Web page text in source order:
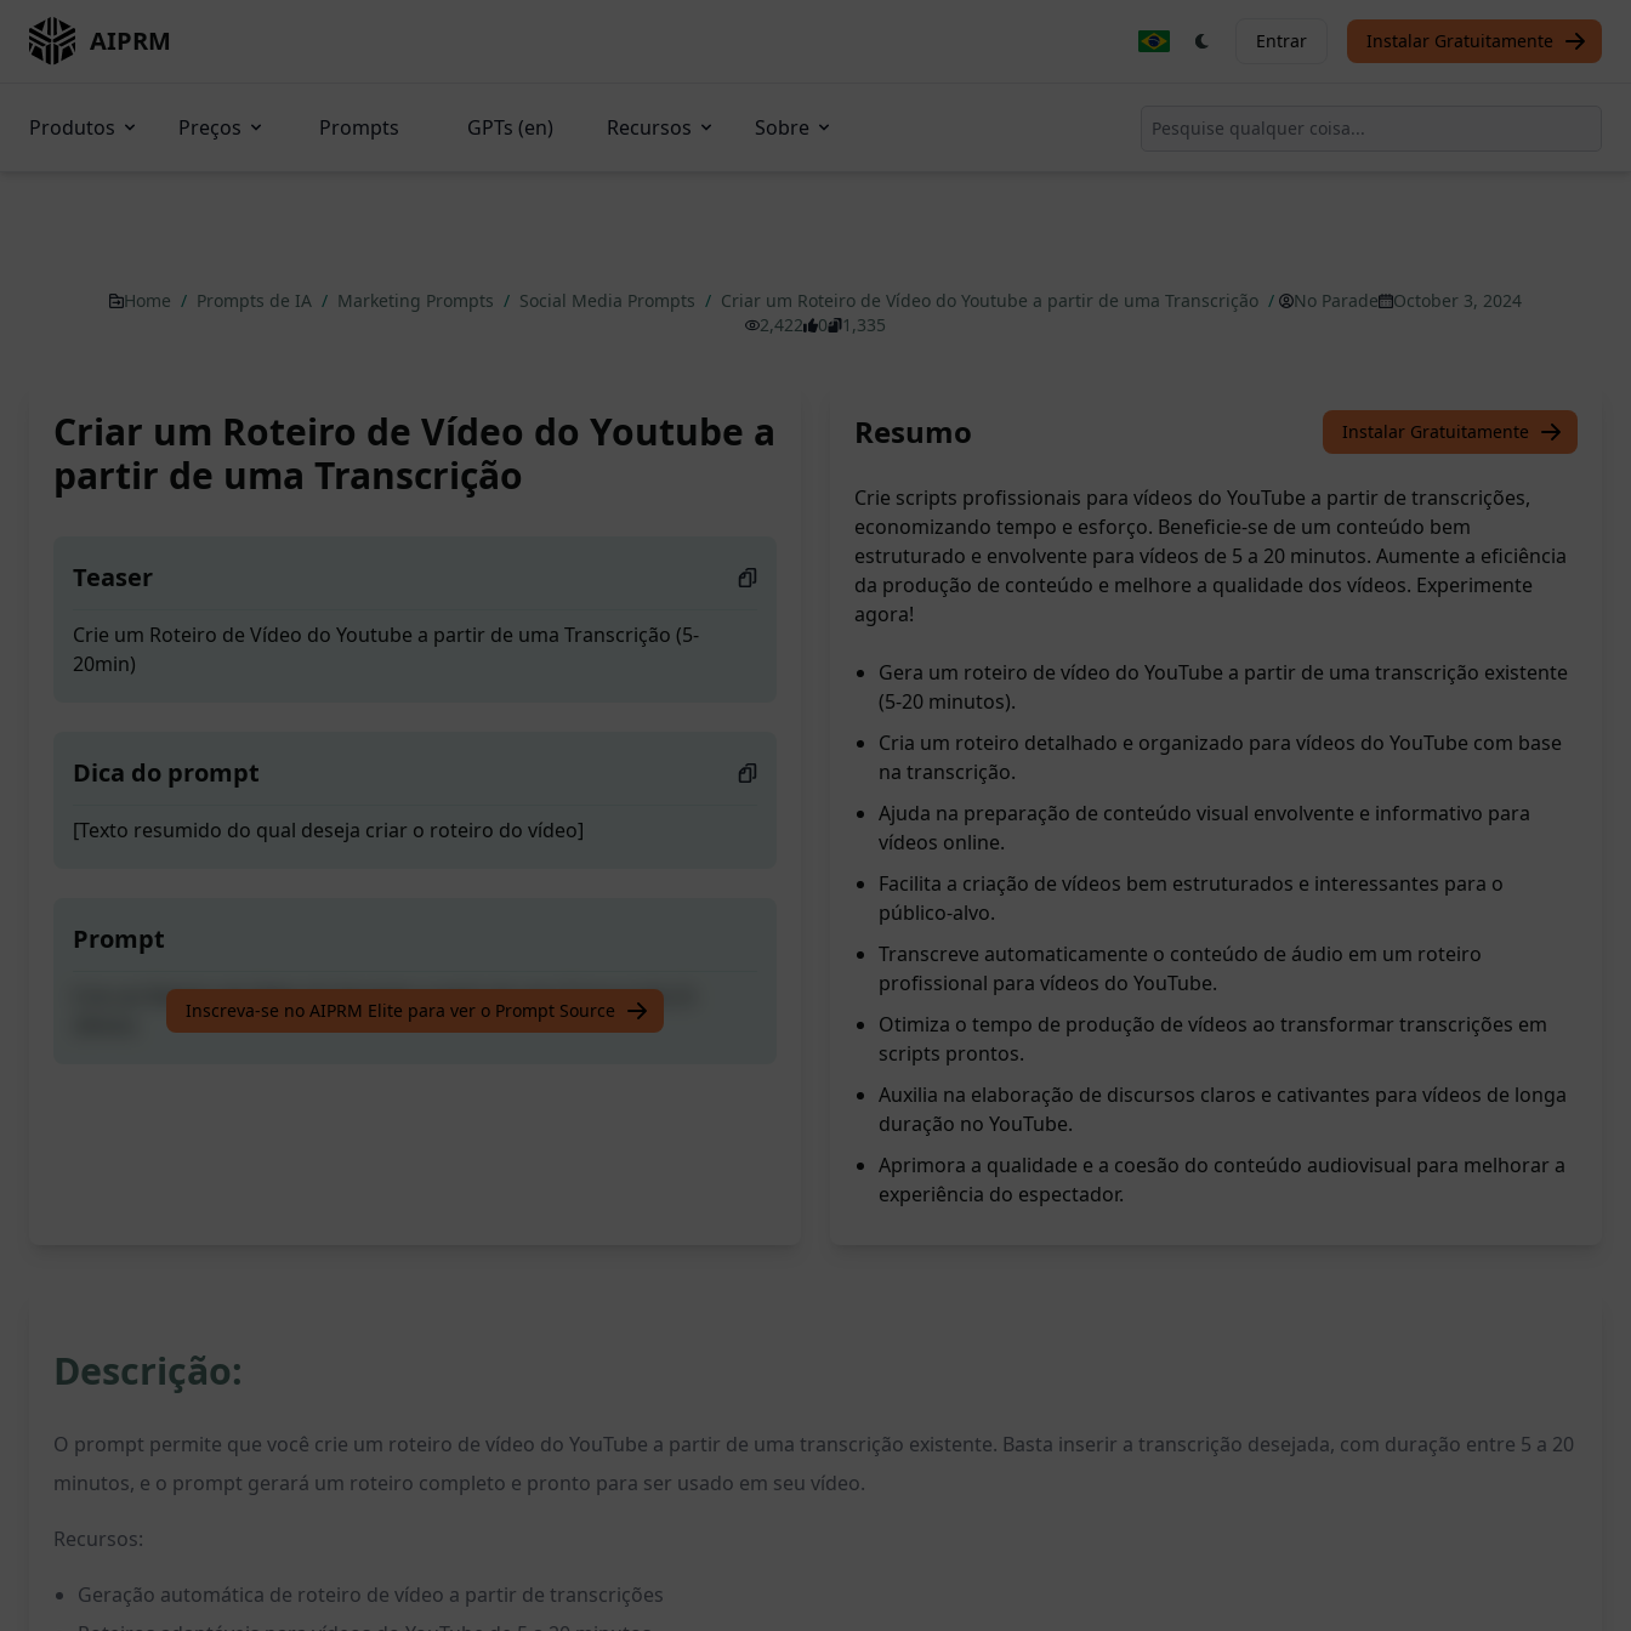
AIPRM Entrar Instalar Gratuitamente
Produtos Preços Prompts GPTs (en) Recursos Sobre
Home / Prompts de IA / Marketing Prompts / Social Media Prompts / Criar um Roteiro de Vídeo do Youtube a partir de uma Transcrição / No Parade
October 3, 2024
2,422
0 1,335
Criar um Roteiro de Vídeo do Youtube a
partir de uma Transcrição
Teaser
Crie um Roteiro de Vídeo do Youtube a partir de uma Transcrição (5-
20min)
Dica do prompt
[Texto resumido do qual deseja criar o roteiro do vídeo]
Prompt
Crie um Roteiro de Vídeo do Youtube a partir de uma Transcrição (5-
Inscreva-se no AIPRM Elite para ver o Prompt Source
Resumo Instalar Gratuitamente
Crie scripts profissionais para vídeos do YouTube a partir de transcrições,
economizando tempo e esforço. Beneficie-se de um conteúdo bem
estruturado e envolvente para vídeos de 5 a 20 minutos. Aumente a eficiência
da produção de conteúdo e melhore a qualidade dos vídeos. Experimente
agora!
Gera um roteiro de vídeo do YouTube a partir de uma transcrição existente
(5-20 minutos).
Cria um roteiro detalhado e organizado para vídeos do YouTube com base
na transcrição.
Ajuda na preparação de conteúdo visual envolvente e informativo para
vídeos online.
Facilita a criação de vídeos bem estruturados e interessantes para o
público-alvo.
Transcreve automaticamente o conteúdo de áudio em um roteiro
profissional para vídeos do YouTube.
Otimiza o tempo de produção de vídeos ao transformar transcrições em
scripts prontos.
Auxilia na elaboração de discursos claros e cativantes para vídeos de longa
duração no YouTube.
Aprimora a qualidade e a coesão do conteúdo audiovisual para melhorar a
experiência do espectador.
Descrição:
O prompt permite que você crie um roteiro de vídeo do YouTube a partir de uma transcrição existente. Basta inserir a transcrição desejada, com duração entre 5 a 20
minutos, e o prompt gerará um roteiro completo e pronto para ser usado em seu vídeo.
Recursos:
Geração automática de roteiro de vídeo a partir de transcrições